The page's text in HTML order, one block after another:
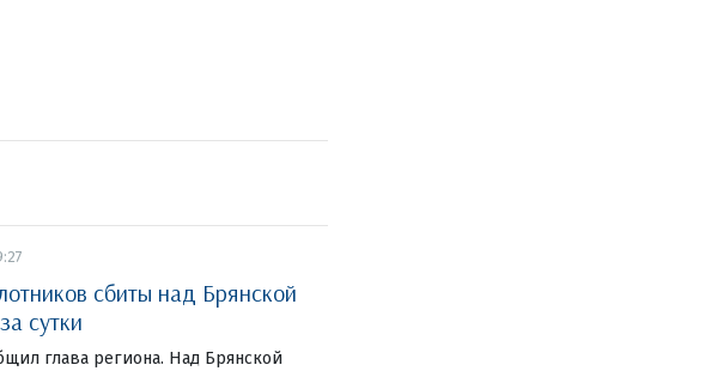
сбиты над Брянской
сутки
глава региона. Над Брянской